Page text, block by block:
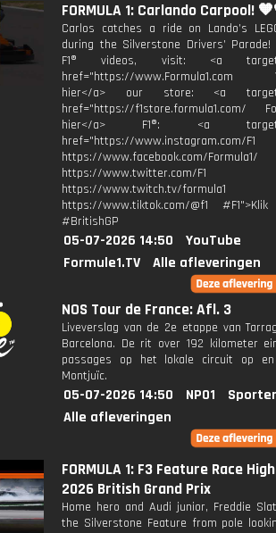
FORMULA 1: Carlando Carpool!
Carlos catches a ride on Lando’s
during the Silverstone Drivers’
F1® videos, visit: <a
href="https://www.Formula1.com
hier</a> our store: <a
href="https://f1store.formula1.com/
hier</a> F1®: <a
href="https://www.instagram.com/F1
https://www.facebook.com/Formula1/
https://www.twitter.com/F1
https://www.twitch.tv/formula1
https://www.tiktok.com/@f1
#BritishGP
05-07-2026 14:50
YouTube
Formule1.TV
Alle afleveringen
NOS Tour de France: Afl. 3
Liveverslag van de 2e etappe van
Barcelona. De rit over 192 kilometer
passages op het lokale circuit op
Montjuïc.
05-07-2026 14:50 NPO1
Alle afleveringen
FORMULA 1: F3 Feature Race
2026 British Grand Prix
Home hero and Audi junior, Freddie
the Silverstone Feature from pole